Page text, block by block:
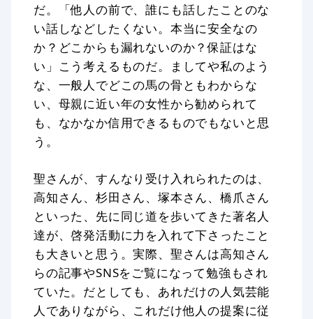
だ。「他人の前で、誰にも話したことのな
い話しなどしたくない。本当に安全なの
か？どこからも漏れないのか？保証はな
い」こう考えるものだ。ましてや私のよう
な、一般人でどこの馬の骨ともわからな
い、母親に近い年の女性から勧められて
も、なかなか信用できるものでもないと思
う。
聖さんが、すんなり受け入れられたのは、
高知さん、杉田さん、塚本さん、橋爪さん
といった、先に同じ道を歩いてきた著名人
達が、啓発活動に力を入れて下さったこと
も大きいと思う。実際、聖さんは高知さん
らの記事やSNSをご覧になって勉強もされ
ていた。だとしても、あれだけの人気芸能
人でありながら、これだけ他人の提案に従